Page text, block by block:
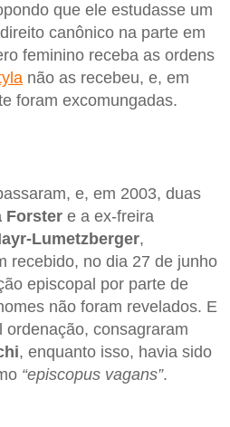
que ele estudasse um
canônico na parte em
feminino receba as ordens
não as recebeu, e, em
foram excomungadas.
e, em 2003, duas
Forster e a ex-freira
Lumetzberger,
recebido, no dia 27 de junho
episcopal por parte de
não foram revelados. E
consagraram
, enquanto isso, havia sido
“episcopus vagans”.